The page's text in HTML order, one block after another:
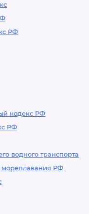
РФ
кодекс РФ
РФ
водного транспорта
мореплавания РФ